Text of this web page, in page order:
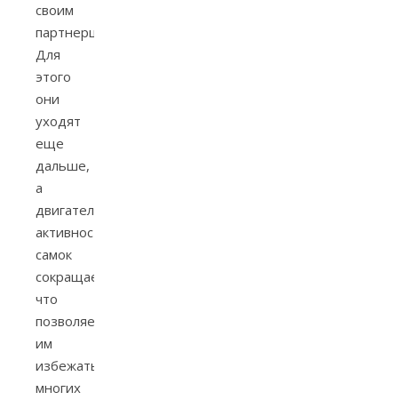
своим
партнершам.
Для
этого
они
уходят
еще
дальше,
а
двигательная
активность
самок
сокращается,
что
позволяет
им
избежать
многих